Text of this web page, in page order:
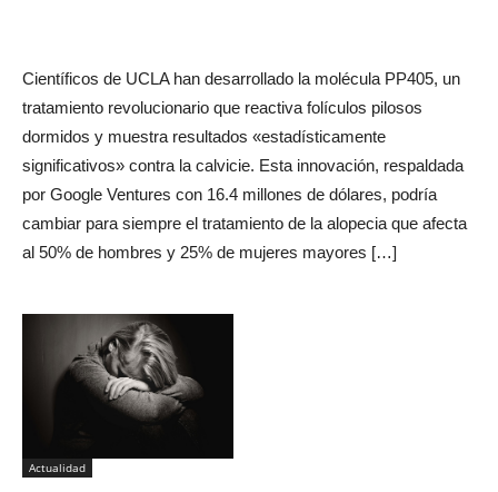
Científicos de UCLA han desarrollado la molécula PP405, un
tratamiento revolucionario que reactiva folículos pilosos
dormidos y muestra resultados «estadísticamente
significativos» contra la calvicie. Esta innovación, respaldada
por Google Ventures con 16.4 millones de dólares, podría
cambiar para siempre el tratamiento de la alopecia que afecta
al 50% de hombres y 25% de mujeres mayores […]
Actualidad